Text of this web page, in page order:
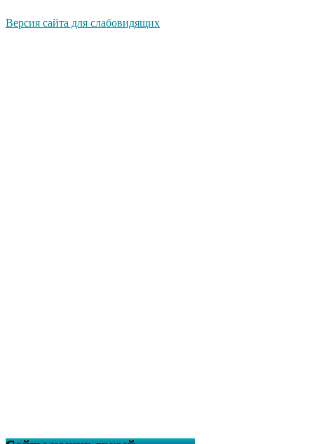
Версия сайта для слабовидящих